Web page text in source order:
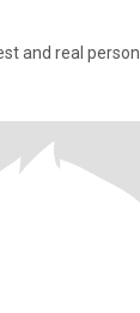
and real person